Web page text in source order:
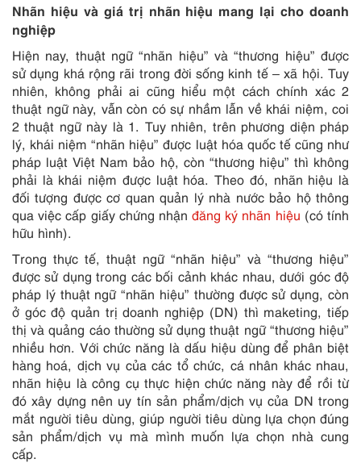
Nhãn hiệu và giá trị nhãn hiệu mang lại cho doanh
nghiệp
Hiện nay, thuật ngữ “nhãn hiệu” và “thương hiệu” được
sử dụng khá rộng rãi trong đời sống kinh tế – xã hội. Tuy
nhiên, không phải ai cũng hiểu một cách chính xác 2
thuật ngữ này, vẫn còn có sự nhầm lẫn về khái niệm, coi
2 thuật ngữ này là 1. Tuy nhiên, trên phương diện pháp
lý, khái niệm “nhãn hiệu” được luật hóa quốc tế cũng như
pháp luật Việt Nam bảo hộ, còn “thương hiệu” thì không
phải là khái niệm được luật hóa. Theo đó, nhãn hiệu là
đối tượng được cơ quan quản lý nhà nước bảo hộ thông
qua việc cấp giấy chứng nhận đăng ký nhãn hiệu (có tính
hữu hình).
Trong thực tế, thuật ngữ “nhãn hiệu” và “thương hiệu”
được sử dụng trong các bối cảnh khác nhau, dưới góc độ
pháp lý thuật ngữ “nhãn hiệu” thường được sử dụng, còn
ở góc độ quản trị doanh nghiệp (DN) thì maketing, tiếp
thị và quảng cáo thường sử dụng thuật ngữ “thương hiệu”
nhiều hơn. Với chức năng là dấu hiệu dùng để phân biệt
hàng hoá, dịch vụ của các tổ chức, cá nhân khác nhau,
nhãn hiệu là công cụ thực hiện chức năng này để rồi từ
đó xây dựng nên uy tín sản phẩm/dịch vụ của DN trong
mắt người tiêu dùng, giúp người tiêu dùng lựa chọn đúng
sản phẩm/dịch vụ mà mình muốn lựa chọn nhà cung
cấp.